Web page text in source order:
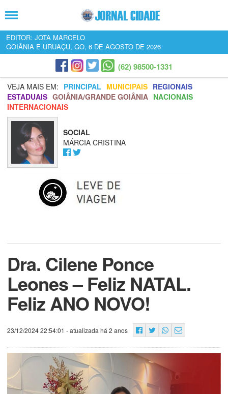
EDITOR: JOTA MARCELO
GOIÂNIA E URUAÇU, GO, 6 DE AGOSTO DE 2026
(62) 98500-1331
VEJA MAIS EM: PRINCIPAL MUNICIPAIS REGIONAIS
ESTADUAIS GOIÂNIA/GRANDE GOIÂNIA NACIONAIS
INTERNACIONAIS
SOCIAL
MÁRCIA CRISTINA
Dra. Cilene Ponce
Leones – Feliz NATAL.
Feliz ANO NOVO!
23/12/2024 22:54:01 - atualizada há 2 anos